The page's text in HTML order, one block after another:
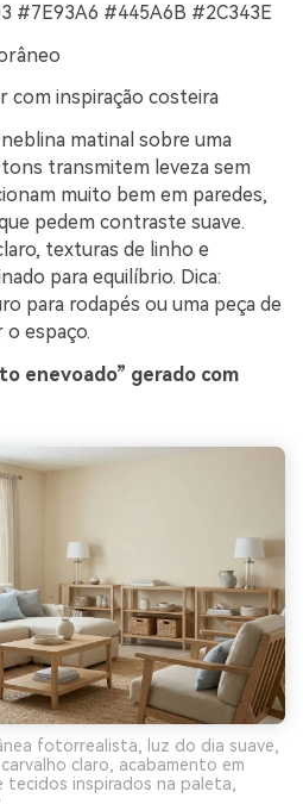
#7E93A6 #445A6B #2C343E
com inspiração costeira
matinal sobre uma
transmitem leveza sem
muito bem em paredes,
pedem contraste suave.
texturas de linho e
para equilíbrio. Dica:
para rodapés ou uma peça de
espaço.
enevoado” gerado com
fotorrealista, luz do dia suave,
claro, acabamento em
tecidos inspirados na paleta,